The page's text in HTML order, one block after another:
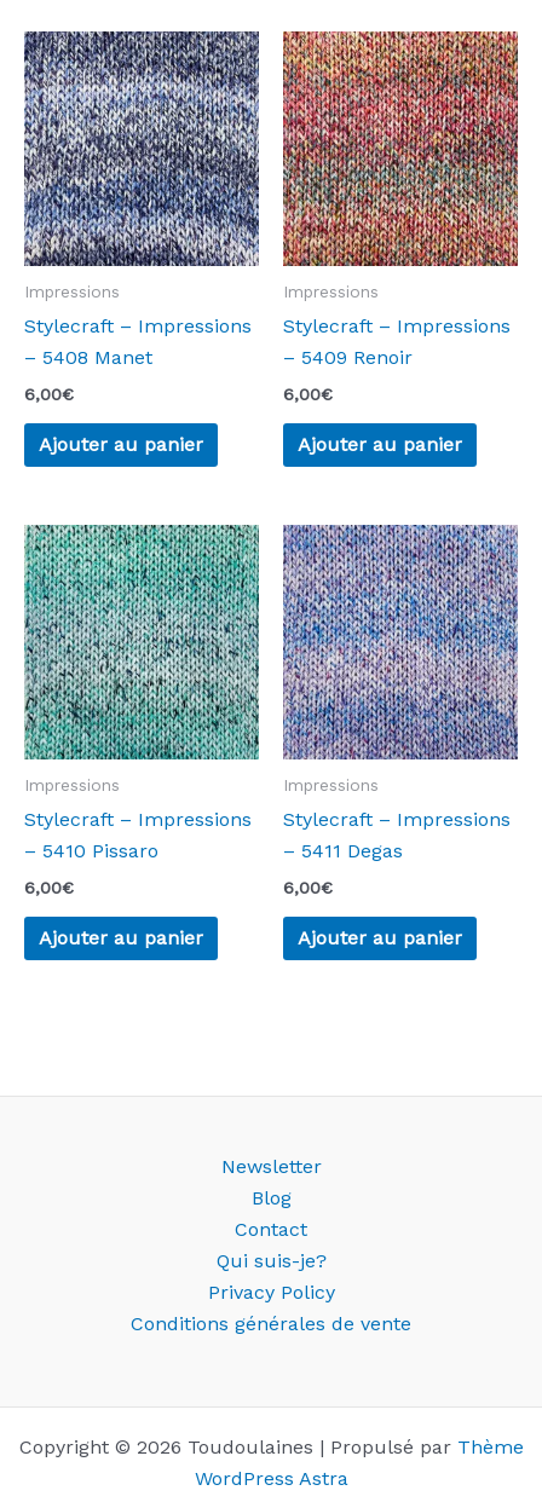
Impressions
Stylecraft – Impressions
– 5408 Manet
6,00€
Ajouter au panier
Impressions
Stylecraft – Impressions
– 5409 Renoir
6,00€
Ajouter au panier
Impressions
Stylecraft – Impressions
– 5410 Pissaro
6,00€
Ajouter au panier
Impressions
Stylecraft – Impressions
– 5411 Degas
6,00€
Ajouter au panier
Newsletter
Blog
Contact
Qui suis-je?
Privacy Policy
Conditions générales de vente
Copyright © 2026 Toudoulaines | Propulsé par Thème
WordPress Astra